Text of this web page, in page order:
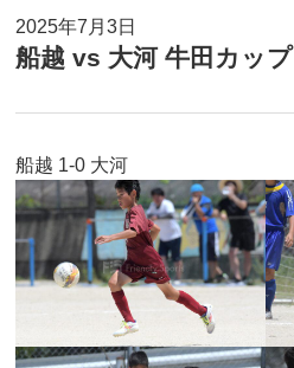
2025年7月3日
船越 vs 大河 牛田カップ
船越 1-0 大河